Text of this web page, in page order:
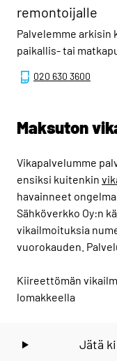
remontoijalle
Palvelemme arkisin
paikallis- tai
020 630 3600
Maksuton
Vikapalvelumme
ensiksi kuitenkin
havainneet
Sähköverkko Oy:n
vikailmoituksia
vuorokauden.
Kiireettömän
lomakkeella
Jätä